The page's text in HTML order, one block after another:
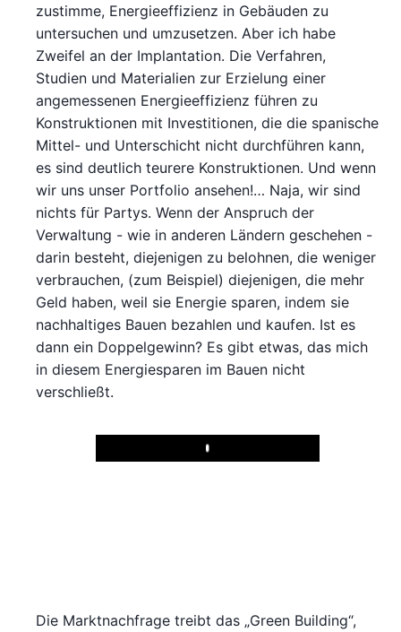
zustimme, Energieeffizienz in Gebäuden zu
untersuchen und umzusetzen. Aber ich habe
Zweifel an der Implantation. Die Verfahren,
Studien und Materialien zur Erzielung einer
angemessenen Energieeffizienz führen zu
Konstruktionen mit Investitionen, die die spanische
Mittel- und Unterschicht nicht durchführen kann,
es sind deutlich teurere Konstruktionen. Und wenn
wir uns unser Portfolio ansehen!… Naja, wir sind
nichts für Partys. Wenn der Anspruch der
Verwaltung - wie in anderen Ländern geschehen -
darin besteht, diejenigen zu belohnen, die weniger
verbrauchen, (zum Beispiel) diejenigen, die mehr
Geld haben, weil sie Energie sparen, indem sie
nachhaltiges Bauen bezahlen und kaufen. Ist es
dann ein Doppelgewinn? Es gibt etwas, das mich
in diesem Energiesparen im Bauen nicht
verschließt.
Play
Die Marktnachfrage treibt das „Green Building“,